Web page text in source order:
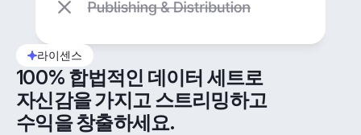
라이센스
100% 합법적인 데이터 세트로
자신감을 가지고 스트리밍하고
수익을 창출하세요.